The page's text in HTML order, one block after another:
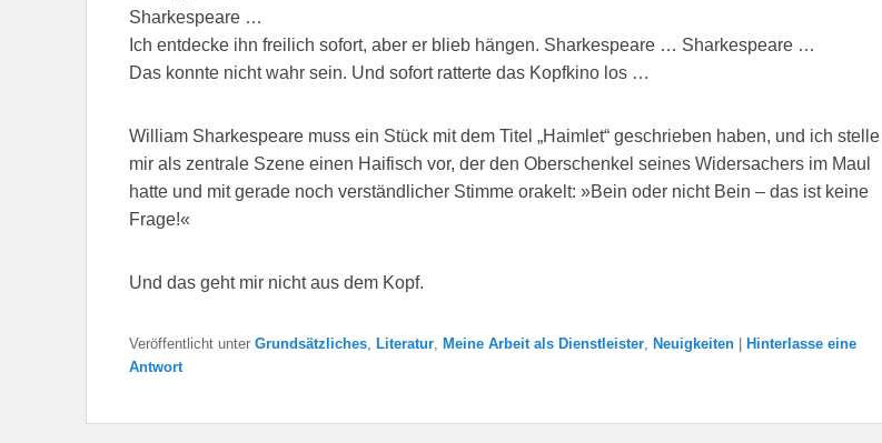
Sharkespeare …
Ich entdecke ihn freilich sofort, aber er blieb hängen. Sharkespeare … Sharkespeare …
Das konnte nicht wahr sein. Und sofort ratterte das Kopfkino los …
William Sharkespeare muss ein Stück mit dem Titel „Haimlet“ geschrieben haben, und ich stelle
mir als zentrale Szene einen Haifisch vor, der den Oberschenkel seines Widersachers im Maul
hatte und mit gerade noch verständlicher Stimme orakelt: »Bein oder nicht Bein – das ist keine
Frage!«
Und das geht mir nicht aus dem Kopf.
Veröffentlicht unter Grundsätzliches Literatur Meine Arbeit als Dienstleister Neuigkeiten
Hinterlasse eine
Antwort